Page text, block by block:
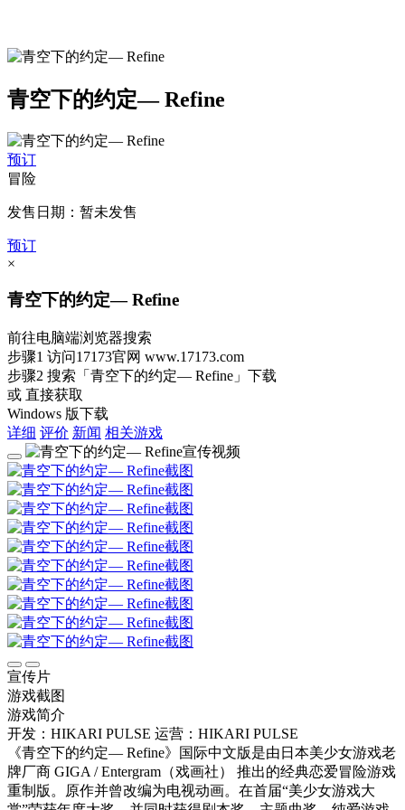
青空下的约定― Refine
预订
冒险
发售日期：暂未发售
预订
×
青空下的约定― Refine
前往电脑端浏览器搜索
步骤1 访问17173官网 www.17173.com
步骤2 搜索 「青空下的约定― Refine」 下载
或 直接获取
Windows 版下载
详细 评价 新闻 相关游戏
宣传片
游戏截图
游戏简介
开发：HIKARI PULSE 运营：HIKARI PULSE
《青空下的约定― Refine》国际中文版是由日本美少女游戏老
牌厂商 GIGA / Entergram（戏画社） 推出的经典恋爱冒险游戏
重制版。原作并曾改编为电视动画。在首届“美少女游戏大